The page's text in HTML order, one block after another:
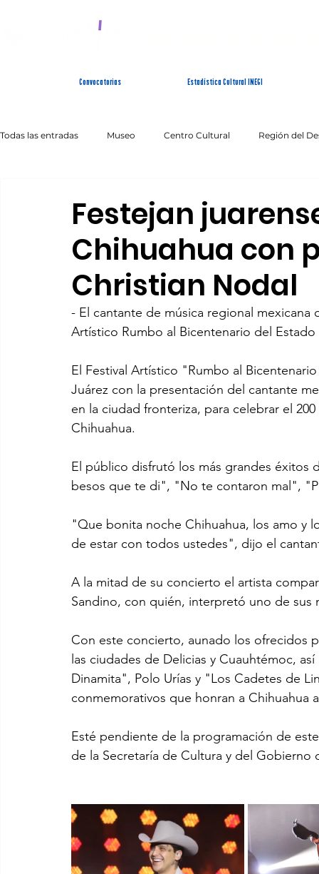
Convocatorias Estadística Cultural INEGI
Todas las entradas Museo Centro Cultural Región del
Festejan
Chihuahua con
Christian Nodal
- El cantante de música regional
Artístico Rumbo al Bicentenario del
El Festival Artístico "Rumbo al
Juárez con la presentación del cantante
en la ciudad fronteriza, para celebrar el
Chihuahua.
El público disfrutó los más grandes
besos que te di", "No te contaron mal",
"Que bonita noche Chihuahua, los amo y
de estar con todos ustedes", dijo el
A la mitad de su concierto el artista
Sandino, con quién, interpretó uno de
Con este concierto, aunado los ofrecidos
las ciudades de Delicias y Cuauhtémoc,
Dinamita", Polo Urías y "Los Cadetes de
conmemorativos que honran a Chihuahua
Esté pendiente de la programación de
de la Secretaría de Cultura y del Gobierno